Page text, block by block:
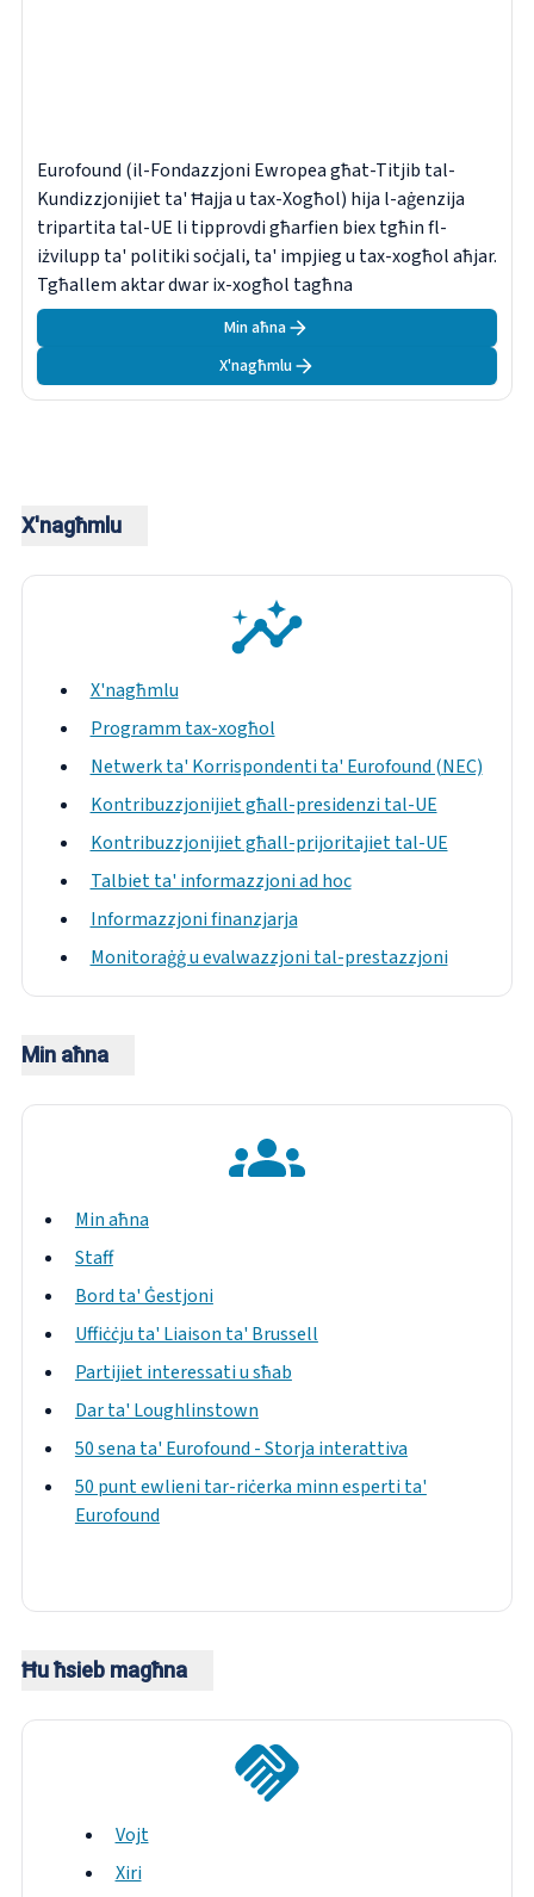
Eurofound (il-Fondazzjoni Ewropea għat-Titjib tal-
Kundizzjonijiet ta' Ħajja u tax-Xogħol) hija l-aġenzija
tripartita tal-UE li tipprovdi għarfien biex tgħin fl-
iżvilupp ta' politiki soċjali, ta' impjieg u tax-xogħol aħjar.
Tgħallem aktar dwar ix-xogħol tagħna
Min aħna
X'nagħmlu
X'nagħmlu
X'nagħmlu
Programm tax-xogħol
Netwerk ta' Korrispondenti ta' Eurofound (NEC)
Kontribuzzjonijiet għall-presidenzi tal-UE
Kontribuzzjonijiet għall-prijoritajiet tal-UE
Talbiet ta' informazzjoni ad hoc
Informazzjoni finanzjarja
Monitoraġġ u evalwazzjoni tal-prestazzjoni
Min aħna
Min aħna
Staff
Bord ta' Ġestjoni
Uffiċċju ta' Liaison ta' Brussell
Partijiet interessati u sħab
Dar ta' Loughlinstown
50 sena ta' Eurofound - Storja interattiva
50 punt ewlieni tar-riċerka minn esperti ta'
Eurofound
Ħu ħsieb magħna
Vojt
Xiri